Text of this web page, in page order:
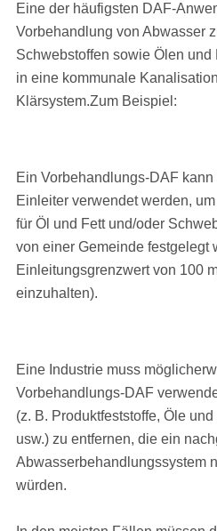
Eine der häufigsten DAF-
Vorbehandlung von Abwasser
Schwebstoffen sowie Ölen
in eine kommunale
Klärsystem.Zum Beispiel:
Ein Vorbehandlungs-DAF
Einleiter verwendet werden,
für Öl und Fett und/oder
von einer Gemeinde festgelegt
Einleitungsgrenzwert von 100
einzuhalten).
Eine Industrie muss
Vorbehandlungs-DAF
(z. B. Produktfeststoffe, Öle
usw.) zu entfernen, die ein
Abwasserbehandlungssystem
würden.